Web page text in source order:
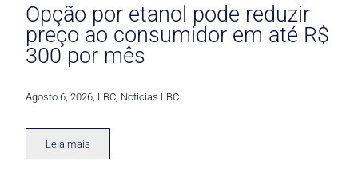
Opção por etanol pode reduzir
preço ao consumidor em até R$
300 por mês
Agosto 6, 2026 LBC Noticias LBC
Leia mais